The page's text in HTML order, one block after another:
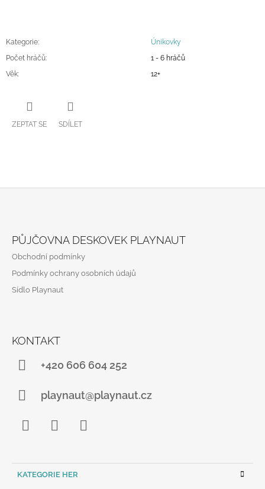
Kategorie:
Únikovky
Počet hráčů:
1 - 6 hráčů
Věk: 12+
ZEPTAT SE SDÍLET
PŮJČOVNA DESKOVEK PLAYNAUT
Obchodní podmínky
Podmínky ochrany osobních údajů
Sídlo Playnaut
KONTAKT
+420 606 604 252
playnaut@playnaut.cz
K
AKATEGORIE HER